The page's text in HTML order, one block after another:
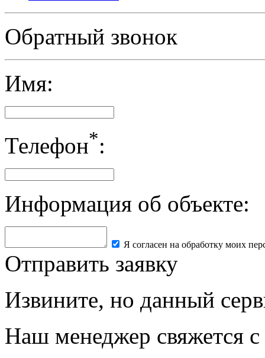
Обратный звонок
Имя:
Телефон*:
Информация об объекте:
Я согласен на обработку моих
Отправить заявку
Извините, но данный
Наш менеджер свяжется